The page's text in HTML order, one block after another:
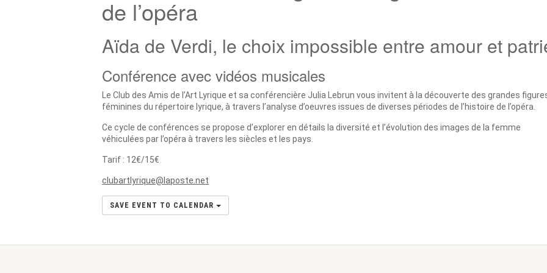
de l’opéra
Aïda de Verdi, le choix impossible entre amour et
Conférence avec vidéos musicales
Le Club des Amis de l’Art Lyrique et sa conférencière Julia Lebrun vous invitent à la découverte des grandes
féminines du répertoire lyrique, à travers l’analyse d’oeuvres issues de diverses périodes de l’histoire de l’opéra.
Ce cycle de conférences se propose d’explorer en détails la diversité et l’évolution des images de la femme
véhiculées par l’opéra à travers les siècles et les pays.
Tarif : 12€/15€
clubartlyrique@laposte.net
SAVE EVENT TO CALENDAR